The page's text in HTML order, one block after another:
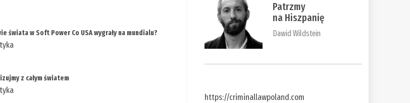
świata w Soft Power Co USA wygrały na mundialu?
z całym światem
Patrzmy
na Hiszpanię
Dawid Wildstein
https://criminallawpoland.com